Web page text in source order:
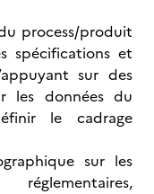
process/produit
spécifications et
sur des
les données du
le cadrage
sur les